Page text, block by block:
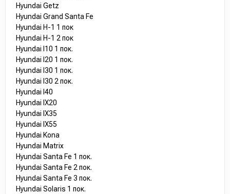
Hyundai Getz
Hyundai Grand Santa Fe
Hyundai H-1 1 пок
Hyundai H-1 2 пок
Hyundai I10 1 пок.
Hyundai I20 1 пок.
Hyundai I30 1 пок.
Hyundai I30 2 пок.
Hyundai I40
Hyundai IX20
Hyundai IX35
Hyundai IX55
Hyundai Kona
Hyundai Matrix
Hyundai Santa Fe 1 пок.
Hyundai Santa Fe 2 пок.
Hyundai Santa Fe 3 пок.
Hyundai Solaris 1 пок.